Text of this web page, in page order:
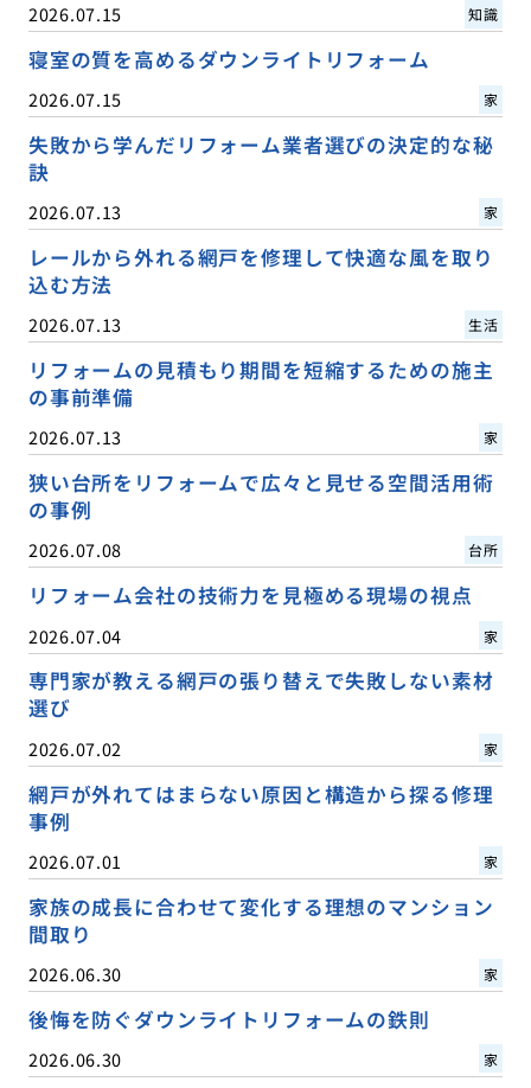
2026.07.15 知識
寝室の質を高めるダウンライトリフォーム
2026.07.15 家
失敗から学んだリフォーム業者選びの決定的な秘
訣
2026.07.13 家
レールから外れる網戸を修理して快適な風を取り
込む方法
2026.07.13 生活
リフォームの見積もり期間を短縮するための施主
の事前準備
2026.07.13 家
狭い台所をリフォームで広々と見せる空間活用術
の事例
2026.07.08 台所
リフォーム会社の技術力を見極める現場の視点
2026.07.04 家
専門家が教える網戸の張り替えで失敗しない素材
選び
2026.07.02 家
網戸が外れてはまらない原因と構造から探る修理
事例
2026.07.01 家
家族の成長に合わせて変化する理想のマンション
間取り
2026.06.30 家
後悔を防ぐダウンライトリフォームの鉄則
2026.06.30 家